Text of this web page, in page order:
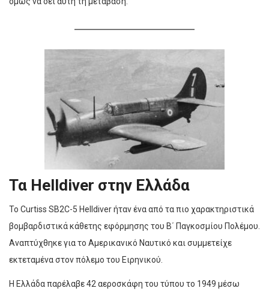
Τα Helldiver στην Ελλάδα
Το Curtiss SB2C-5 Helldiver ήταν ένα από τα πιο χαρακτηριστικά
βομβαρδιστικά κάθετης εφόρμησης του Β΄ Παγκοσμίου Πολέμου.
Αναπτύχθηκε για το Αμερικανικό Ναυτικό και συμμετείχε
εκτεταμένα στον πόλεμο του Ειρηνικού.
Η Ελλάδα παρέλαβε 42 αεροσκάφη του τύπου το 1949 μέσω